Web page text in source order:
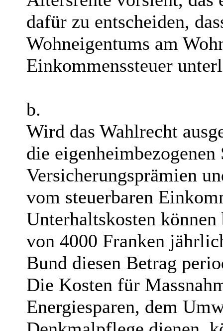
dafür zu entscheiden,
Wohneigentums am
Einkommenssteuer
b.
Wird das Wahlrecht
die
Versicherungsprämien
vom steuerbaren
Unterhaltskosten
von 4000 Franken
Bund diesen Betrag
Die Kosten für
Energiesparen, dem